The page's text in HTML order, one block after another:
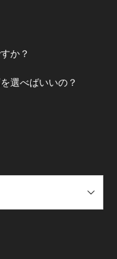
か？
選べばいいの？